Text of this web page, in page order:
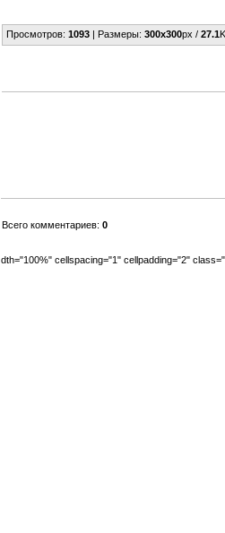
Просмотров: 1093 | Размеры: 300x300px / 27.1
Всего комментариев: 0
dth="100%" cellspacing="1" cellpadding="2"